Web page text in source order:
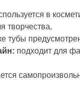
в
творчества.
тубы
подходит для